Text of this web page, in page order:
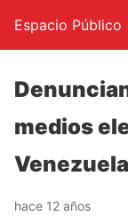
Espacio Público
medios
Venezuela
hace 12 años